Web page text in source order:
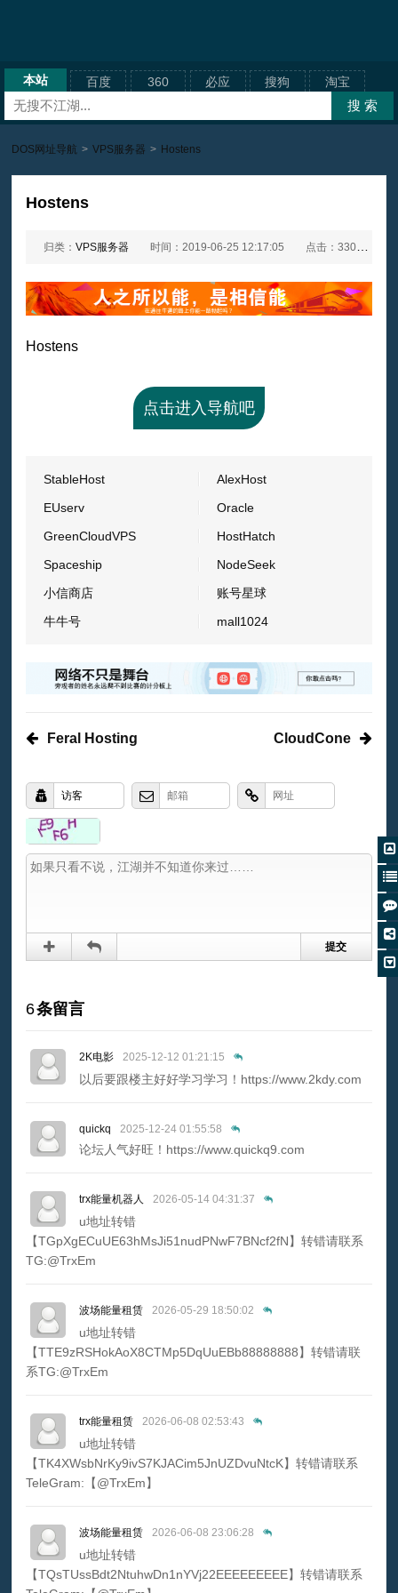
本站 百度 360 必应 搜狗 淘宝
DOS网址导航 > VPS服务器 > Hostens
Hostens
归类：VPS服务器 时间：2019-06-25 12:17:05 点击：3300次
Hostens
点击进入导航吧
StableHost
AlexHost
EUserv
Oracle
GreenCloudVPS
HostHatch
Spaceship
NodeSeek
小信商店
账号星球
牛牛号
mall1024
Feral Hosting CloudCone
6条留言
2K电影 2025-12-12 01:21:15
以后要跟楼主好好学习学习！https://www.2kdy.com
quickq 2025-12-24 01:55:58
论坛人气好旺！https://www.quickq9.com
trx能量机器人 2026-05-14 04:31:37
u地址转错
【TGpXgECuUE63hMsJi51nudPNwF7BNcf2fN】转错请联系
TG:@TrxEm
波场能量租赁 2026-05-29 18:50:02
u地址转错
【TTE9zRSHokAoX8CTMp5DqUuEBb88888888】转错请联
系TG:@TrxEm
trx能量租赁 2026-06-08 02:53:43
u地址转错
【TK4XWsbNrKy9ivS7KJACim5JnUZDvuNtcK】转错请联系
TeleGram:【@TrxEm】
波场能量租赁 2026-06-08 23:06:28
u地址转错
【TQsTUssBdt2NtuhwDn1nYVj22EEEEEEEEE】转错请联系